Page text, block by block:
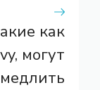
как
могут